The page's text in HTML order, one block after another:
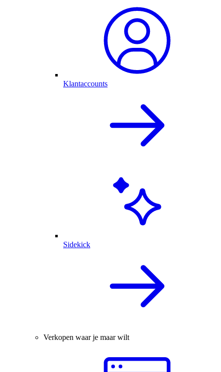
Klantaccounts
Sidekick
Verkopen waar je maar wilt